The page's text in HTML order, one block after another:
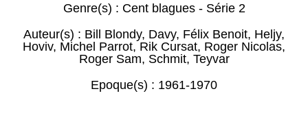
Genre(s) : Cent blagues - Série 2
Auteur(s) : Bill Blondy, Davy, Félix Benoit, Heljy,
Hoviv, Michel Parrot, Rik Cursat, Roger Nicolas,
Roger Sam, Schmit, Teyvar
Epoque(s) : 1961-1970